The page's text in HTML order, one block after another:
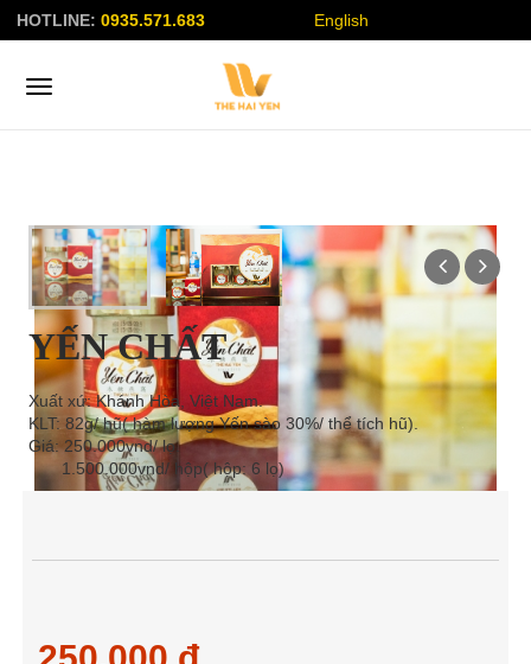
HOTLINE: 0935.571.683 English
YẾN CHẤT
Xuất xứ: Khánh Hòa, Việt Nam.
KLT: 82g/ hũ( hàm lượng Yến sào 30%/ thể tích hũ).
Giá: 250.000vnd/ lọ.
1.500.000vnd/ hộp( hộp: 6 lọ)